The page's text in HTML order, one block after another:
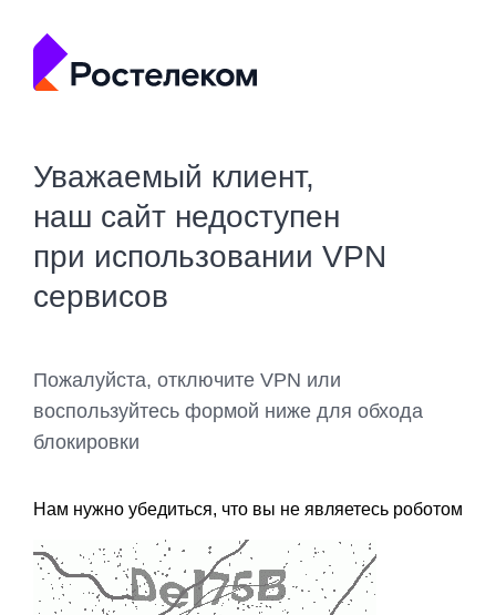
Уважаемый клиент,
наш сайт недоступен
при использовании VPN
сервисов
Пожалуйста, отключите VPN или
воспользуйтесь формой ниже для обхода
блокировки
Нам нужно убедиться, что вы не являетесь роботом